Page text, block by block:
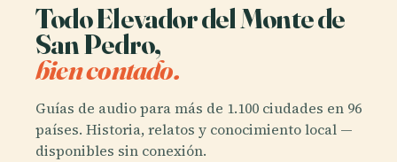
Todo Elevador del Monte de
San Pedro,
bien contado.
Guías de audio para más de 1.100 ciudades en 96
países. Historia, relatos y conocimiento local —
disponibles sin conexión.